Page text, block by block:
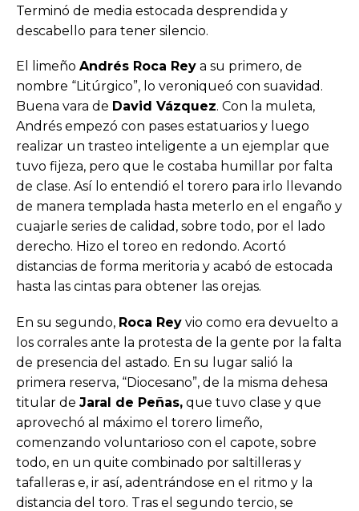
Terminó de media estocada desprendida y
descabello para tener silencio.
El limeño Andrés Roca Rey a su primero, de
nombre “Litúrgico”, lo veroniqueó con suavidad.
Buena vara de David Vázquez. Con la muleta,
Andrés empezó con pases estatuarios y luego
realizar un trasteo inteligente a un ejemplar que
tuvo fijeza, pero que le costaba humillar por falta
de clase. Así lo entendió el torero para irlo llevando
de manera templada hasta meterlo en el engaño y
cuajarle series de calidad, sobre todo, por el lado
derecho. Hizo el toreo en redondo. Acortó
distancias de forma meritoria y acabó de estocada
hasta las cintas para obtener las orejas.
En su segundo, Roca Rey vio como era devuelto a
los corrales ante la protesta de la gente por la falta
de presencia del astado. En su lugar salió la
primera reserva, “Diocesano”, de la misma dehesa
titular de Jaral de Peñas, que tuvo clase y que
aprovechó al máximo el torero limeño,
comenzando voluntarioso con el capote, sobre
todo, en un quite combinado por saltilleras y
tafalleras e, ir así, adentrándose en el ritmo y la
distancia del toro. Tras el segundo tercio, se